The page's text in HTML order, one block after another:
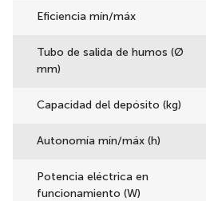
Eficiencia mín/máx
Tubo de salida de humos (Ø
mm)
Capacidad del depósito (kg)
Autonomía mín/máx (h)
Potencia eléctrica en
funcionamiento (W)